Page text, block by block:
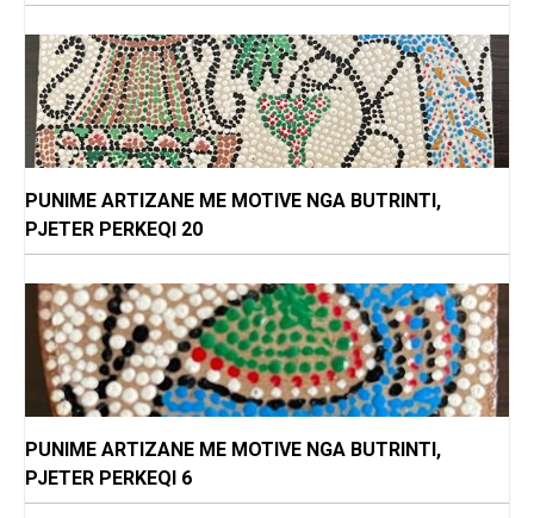
PUNIME ARTIZANE ME MOTIVE NGA BUTRINTI,
PJETER PERKEQI 20
PUNIME ARTIZANE ME MOTIVE NGA BUTRINTI,
PJETER PERKEQI 6